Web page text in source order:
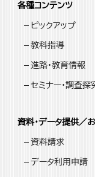
各種コンテンツ
ピックアップ
教科指導
進路・教育情報
セミナー・調査探
資料・データ提供／
資料請求
データ利用申請